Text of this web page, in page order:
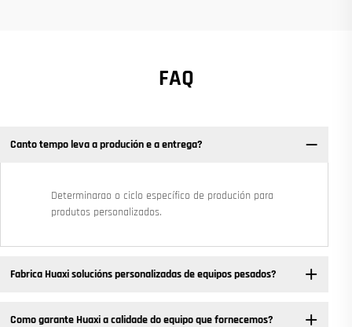
FAQ
Canto tempo leva a produción e a entrega?
Determinarao o ciclo específico de produción para
produtos personalizados.
Fabrica Huaxi solucións personalizadas de equipos pesados? ​
Como garante Huaxi a calidade do equipo que fornecemos?